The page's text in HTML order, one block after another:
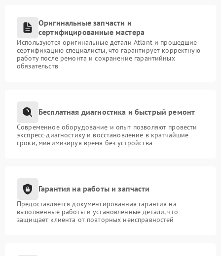
Оригинальные запчасти и
сертифицированные мастера
Используются оригинальные детали Atlant и прошедшие
сертификацию специалисты, что гарантирует корректную
работу после ремонта и сохранение гарантийных
обязательств
Бесплатная диагностика и быстрый ремонт
Современное оборудование и опыт позволяют провести
экспресс-диагностику и восстановление в кратчайшие
сроки, минимизируя время без устройства
Гарантия на работы и запчасти
Предоставляется документированная гарантия на
выполненные работы и установленные детали, что
защищает клиента от повторных неисправностей